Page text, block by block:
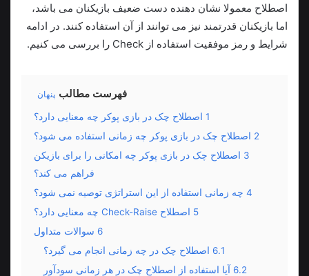
اصطلاح معمولا نشان دهنده دست ضعیف بازیکنان می باشد،
اما بازیکنان قدرتمند نیز می توانند از آن استفاده کنند. در ادامه
شرایط و رمز موفقیت استفاده از Check را بررسی می کنیم.
فهرست مطالب پنهان
1 اصطلاح چک در بازی پوکر چه معنایی دارد؟
2 اصطلاح چک در بازی پوکر چه زمانی استفاده می شود؟
3 اصطلاح چک در بازی پوکر چه امکانی را برای بازیکن
فراهم می کند؟
4 چه زمانی استفاده از این استراتژی توصیه نمی شود؟
5 اصطلاح Check-Raise چه معنایی دارد؟
6 سوالات متداول
6.1 اصطلاح چک در چه زمانی انجام می گیرد؟
6.2 آیا استفاده از اصطلاح چک در هر زمانی سودآور